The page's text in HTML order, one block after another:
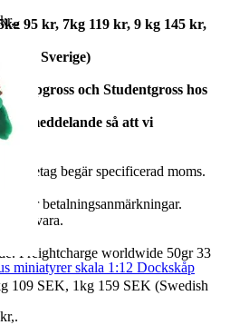
95 kr, 7kg 119 kr, 9 kg 145 kr,
inom Sverige)
och Studentgross hos
ett meddelande så att vi
företag begär specificerad moms.
har betalningsanmärkningar.
vara.
Freightcharge worldwide 50gr 33
109 SEK, 1kg 159 SEK (Swedish
,.
miniatyrer skala 1:12 Dockskåp
,.